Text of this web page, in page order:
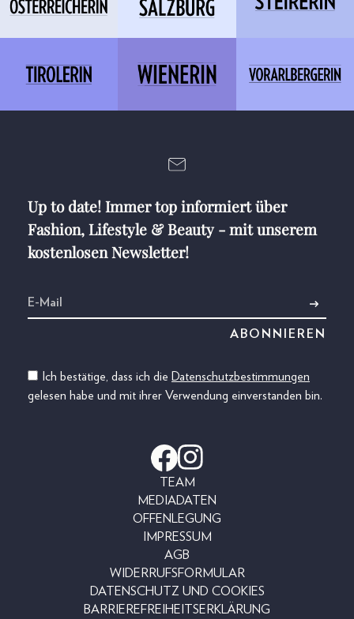
Up to date! Immer top informiert über
Fashion, Lifestyle & Beauty - mit unserem
kostenlosen Newsletter!
Ich bestätige, dass ich die Datenschutzbestimmungen
gelesen habe und mit ihrer Verwendung einverstanden bin.
TEAM
MEDIADATEN
OFFENLEGUNG
IMPRESSUM
AGB
WIDERRUFSFORMULAR
DATENSCHUTZ UND COOKIES
BARRIEREFREIHEITSERKLÄRUNG